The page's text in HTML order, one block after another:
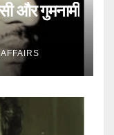
और गुमनामी